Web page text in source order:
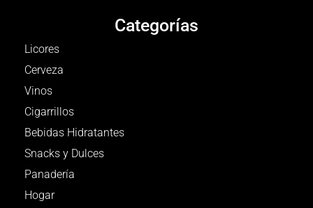
Categorías
Licores
Cerveza
Vinos
Cigarrillos
Bebidas Hidratantes
Snacks y Dulces
Panadería
Hogar